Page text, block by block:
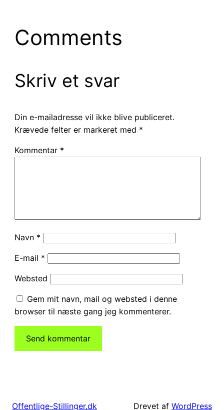
Comments
Skriv et svar
Din e-mailadresse vil ikke blive publiceret.
Krævede felter er markeret med *
Kommentar *
Navn *
E-mail *
Websted
Gem mit navn, mail og websted i denne
browser til næste gang jeg kommenterer.
Offentlige-Stillinger.dk Drevet af WordPress